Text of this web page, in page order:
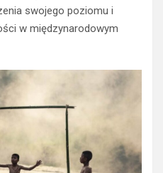
swojego poziomu i
w międzynarodowym